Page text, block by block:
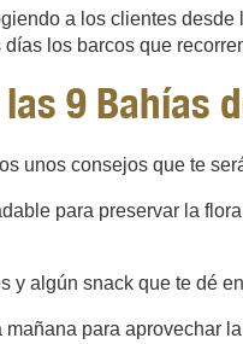
a los clientes
los barcos que
9 Bahías
unos consejos que te
para preservar la
algún snack que te dé
mañana para aprovechar